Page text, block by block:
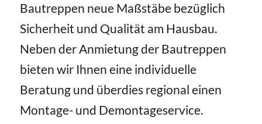
Bautreppen neue Maßstäbe bezüglich
Sicherheit und Qualität am Hausbau.
Neben der Anmietung der Bautreppen
bieten wir Ihnen eine individuelle
Beratung und überdies regional einen
Montage- und Demontageservice.